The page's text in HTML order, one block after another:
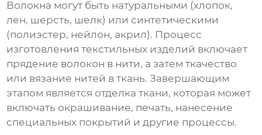
Волокна могут быть натуральными (хлопок,
лен, шерсть, шелк) или синтетическими
(полиэстер, нейлон, акрил). Процесс
изготовлениятекстильных изделий включает
прядение волокон в нити, а затем ткачество
или вязание нитей в ткань. Завершающим
этапом является отделка ткани, которая может
включать окрашивание, печать, нанесение
специальных покрытий и другие процессы.